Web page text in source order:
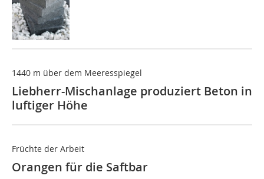
1440 m über dem Meeresspiegel
Liebherr-Mischanlage produziert Beton in
luftiger Höhe
Früchte der Arbeit
Orangen für die Saftbar